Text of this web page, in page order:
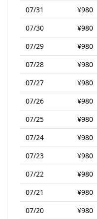
07/31 ¥980
07/30
¥980
07/29
¥980
07/28
¥980
07/27
¥980
07/26
¥980
07/25
¥980
07/24
¥980
07/23
¥980
07/22
¥980
07/21
¥980
07/20
¥980